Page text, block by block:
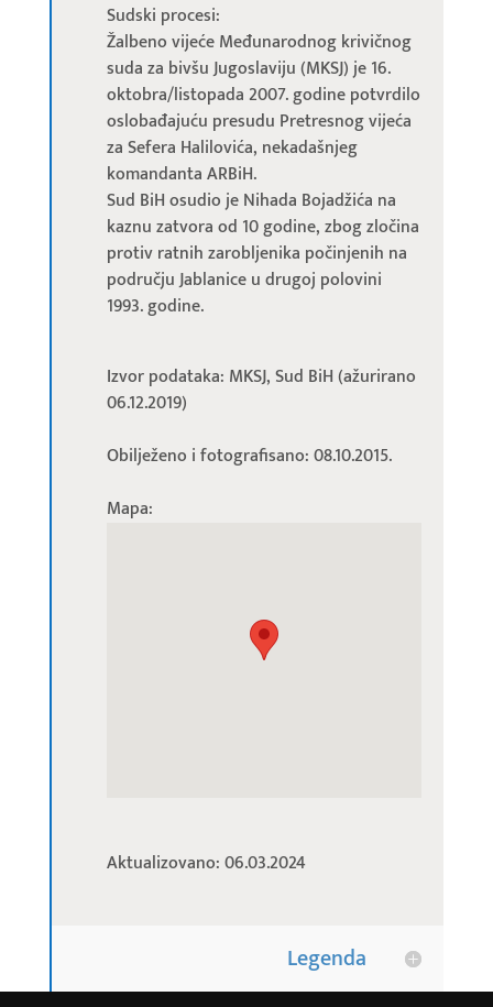
Sudski procesi:
Žalbeno vijeće Međunarodnog krivičnog
suda za bivšu Jugoslaviju (MKSJ) je 16.
oktobra/listopada 2007. godine potvrdilo
oslobađajuću presudu Pretresnog vijeća
za Sefera Halilovića, nekadašnjeg
komandanta ARBiH.
Sud BiH osudio je Nihada Bojadžića na
kaznu zatvora od 10 godine, zbog zločina
protiv ratnih zarobljenika počinjenih na
području Jablanice u drugoj polovini
1993. godine.
Izvor podataka: MKSJ, Sud BiH (ažurirano
06.12.2019)
Obilježeno i fotografisano: 08.10.2015.
Mapa:
Aktualizovano: 06.03.2024
Legenda